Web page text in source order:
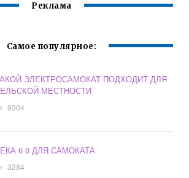
Реклама
Самое популярное:
ЭЛЕКТРОСАМОКАТ ПОДХОДИТ ДЛЯ
МЕСТНОСТИ
9304
6 0 ДЛЯ САМОКАТА
3284